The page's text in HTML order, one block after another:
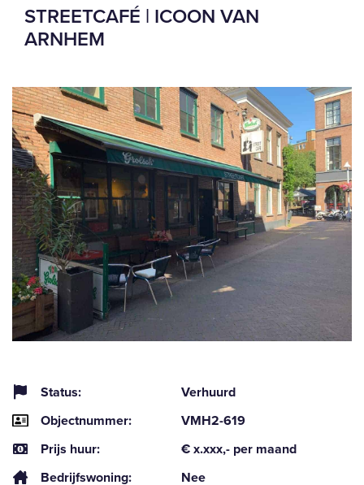
STREETCAFÉ | ICOON VAN
ARNHEM
Status:
Verhuurd
Objectnummer:
VMH2-619
Prijs huur:
€ x.xxx,- per maand
Bedrijfswoning:
Nee